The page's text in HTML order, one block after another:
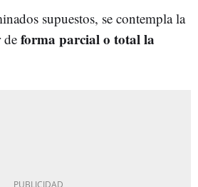
supuestos, se contempla la
de forma parcial o total la